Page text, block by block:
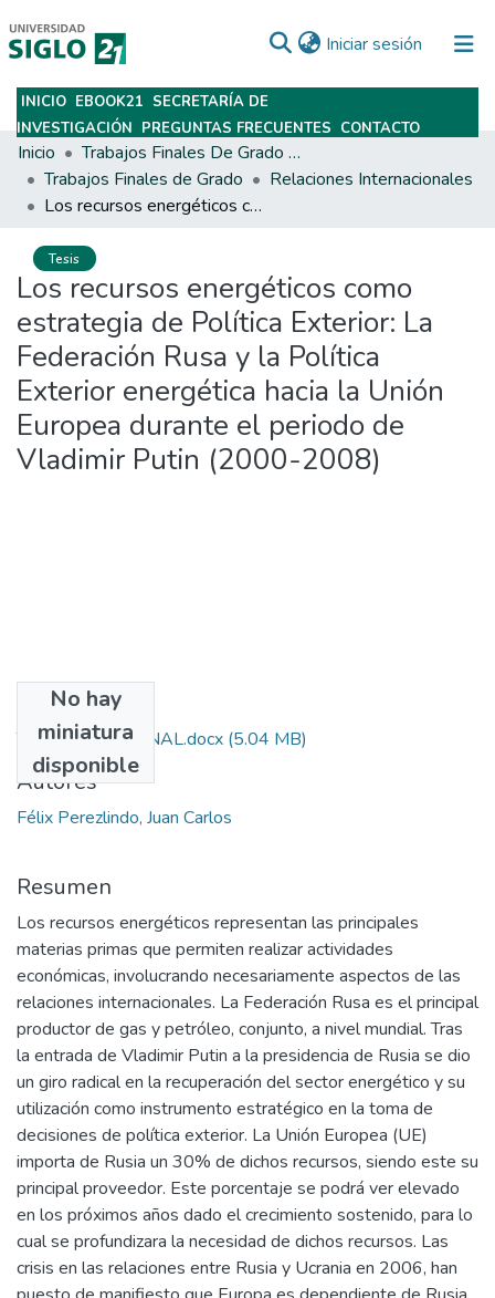
Iniciar sesión (current)
Subir
INICIO EBOOK21 SECRETARÍA DE
INVESTIGACIÓN PREGUNTAS FRECUENTES CONTACTO
Inicio
Trabajos Finales De Grado Y Posgrado
Trabajos Finales de Grado
Relaciones Internacionales
Los recursos energéticos como estrategia de Política Exterior: La Federación Rusa y la Política Exterior energética hacia la Unión Europea durante el periodo de Vladimir Putin (2000-2008)
Tesis
Los recursos energéticos como
estrategia de Política Exterior: La
Federación Rusa y la Política
Exterior energética hacia la Unión
Europea durante el periodo de
Vladimir Putin (2000-2008)
No hay
miniatura
disponible
Archivos
TESIS_FINAL_FINAL.docx (5.04 MB)
Autores
Félix Perezlindo, Juan Carlos
Resumen
Los recursos energéticos representan las principales
materias primas que permiten realizar actividades
económicas, involucrando necesariamente aspectos de las
relaciones internacionales. La Federación Rusa es el principal
productor de gas y petróleo, conjunto, a nivel mundial. Tras
la entrada de Vladimir Putin a la presidencia de Rusia se dio
un giro radical en la recuperación del sector energético y su
utilización como instrumento estratégico en la toma de
decisiones de política exterior. La Unión Europea (UE)
importa de Rusia un 30% de dichos recursos, siendo este su
principal proveedor. Este porcentaje se podrá ver elevado
en los próximos años dado el crecimiento sostenido, para lo
cual se profundizara la necesidad de dichos recursos. Las
crisis en las relaciones entre Rusia y Ucrania en 2006, han